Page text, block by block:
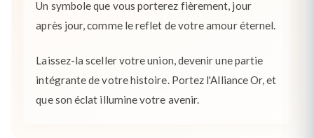
Un symbole que vous porterez fièrement, jour
après jour, comme le reflet de votre amour éternel.
Laissez-la sceller votre union, devenir une partie
intégrante de votre histoire. Portez l'Alliance Or, et
que son éclat illumine votre avenir.